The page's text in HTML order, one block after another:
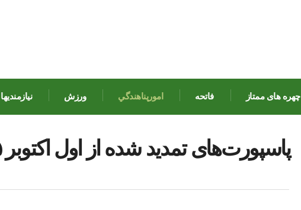
نيازمنديها ورزش امورپناهندگي فاتحه چهره های ممتاز
پاسپورت‌های تمدید شده از اول اکتوبر ۲۰۲۵ باطل اعلام می‌شوند